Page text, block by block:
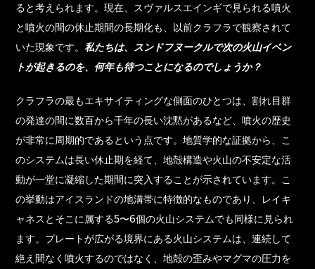
ると考えられます。現在、スヴァルスエインギで見られる噴火
と噴火の間の休止期間の長期化も、以前クラフラで観察されて
いた現象です。私たちは、スンドフヌークルで次の火山イベン
トが起きるのを、何年も待つことになるのでしょうか？
クラフラの最もエキサイティングな側面のひとつは、割れ目群
の発達の間に数百から千年の長い沈黙があるなど、噴火の歴史
が非常に周期的であるという点です。地質学的な証拠から、こ
のシステムは長い休止期を経て、地殻構造や火山の不安定な活
動が一堂に凝縮した期間に突入することが示されています。こ
の挙動はアイスランドの地溝帯に特徴的なものであり、レイキ
ャネスとそこに属する5〜6個の火山システムでも同様に見られ
ます。プレートが広がる境界にある火山システムは、連続して
絶え間なく噴火するのではなく、地殻の歪みやマグマの圧力を